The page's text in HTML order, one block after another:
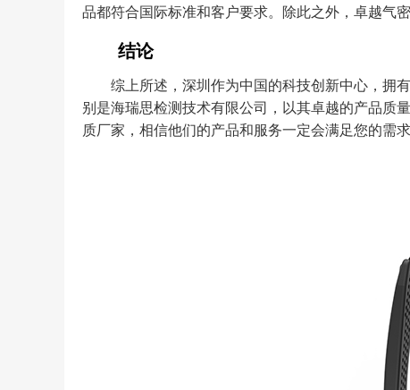
品都符合国际标准和客户要求。除此之外，卓越气
结论
综上所述，深圳作为中国的科技创新中心，拥
别是海瑞思检测技术有限公司，以其卓越的产品质
质厂家，相信他们的产品和服务一定会满足您的需求